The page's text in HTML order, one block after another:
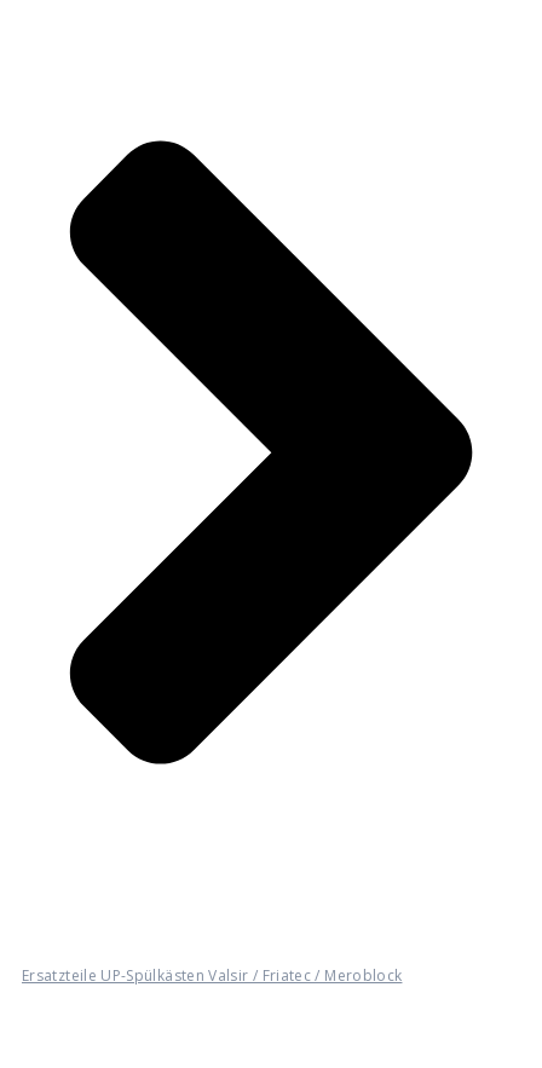
Ersatzteile UP-Spülkästen Valsir / Friatec / Meroblock